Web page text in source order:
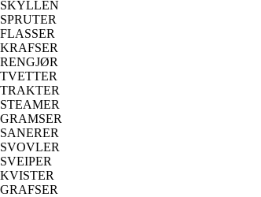
SKYLLEN
SPRUTER
FLASSER
KRAFSER
RENGJØR
TVETTER
TRAKTER
STEAMER
GRAMSER
SANERER
SVOVLER
SVEIPER
KVISTER
GRAFSER